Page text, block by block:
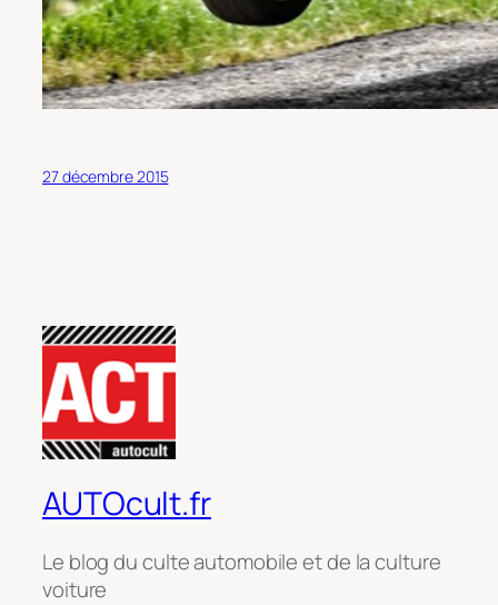
27 décembre 2015
AUTOcult.fr
Le blog du culte automobile et de la culture
voiture